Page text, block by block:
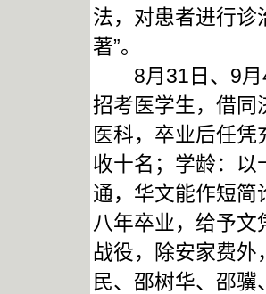
法，对患者进行诊
著”。
8月31日、9月4
招考医学生，借同
医科，卒业后任
收十名；学龄：以
通，华文能作短简
八年卒业，给予
战役，除安家费外
民、邵树华、邵